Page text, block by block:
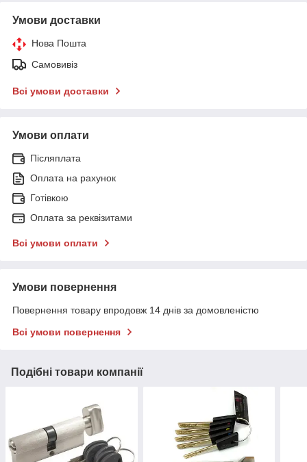
Умови доставки
Нова Пошта
Самовивіз
Всі умови доставки
Умови оплати
Післяплата
Оплата на рахунок
Готівкою
Оплата за реквізитами
Всі умови оплати
Умови повернення
Повернення товару впродовж 14 днів за домовленістю
Всі умови повернення
Подібні товари компанії